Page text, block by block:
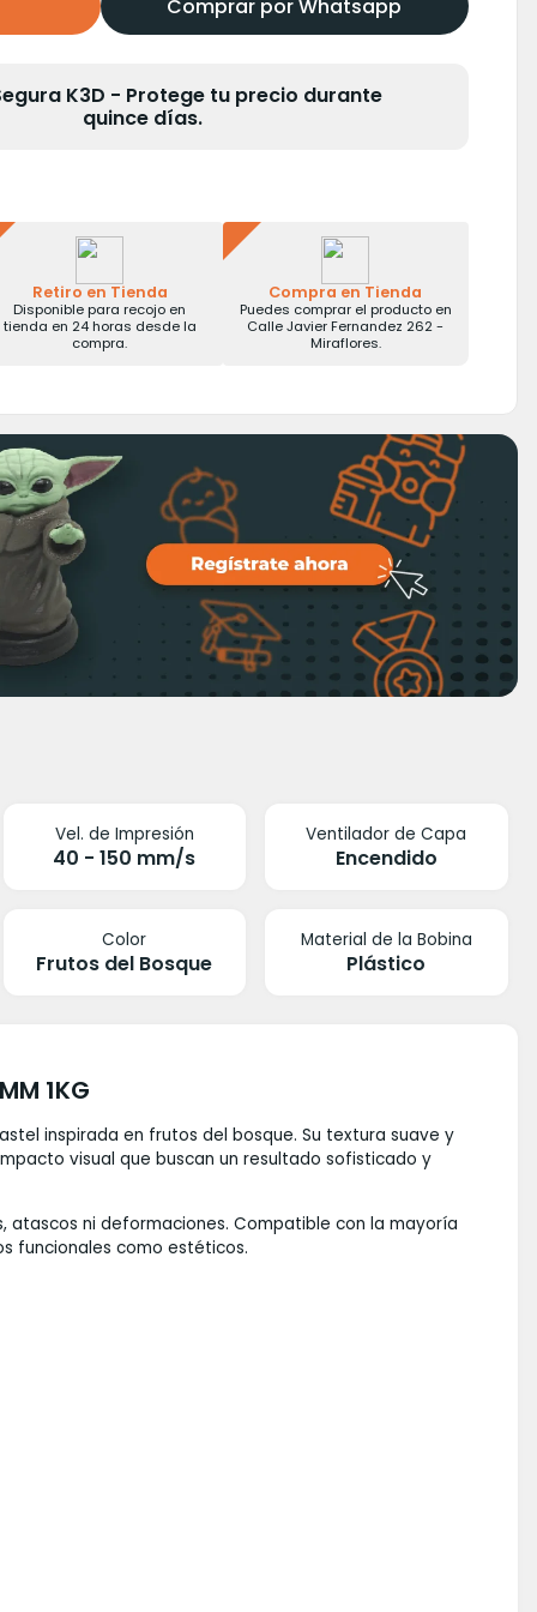
Comprar por Whatsapp
K3D - Protege tu precio durante
quince días.
Retiro en Tienda
Disponible para recojo en
tienda en 24 horas desde la
compra.
Compra en Tienda
Puedes comprar el producto en
Calle Javier Fernandez 262 -
Miraflores.
Vel. de Impresión
40 - 150 mm/s
Ventilador de Capa
Encendido
Color
Frutos del Bosque
Material de la Bobina
Plástico
1KG
inspirada en frutos del bosque. Su textura suave y
visual que buscan un resultado sofisticado y
ni deformaciones. Compatible con la mayoría
funcionales como estéticos.